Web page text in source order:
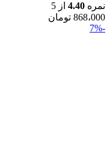
نمره 4.40 از 5
868،000 تومان
-7%